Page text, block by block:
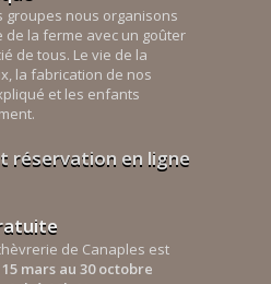
groupes nous organisons
de la ferme avec un goûter
de tous. Le vie de la
la fabrication de nos
et les enfants
réservation en ligne
de Canaples est
15 mars au 30 octobre